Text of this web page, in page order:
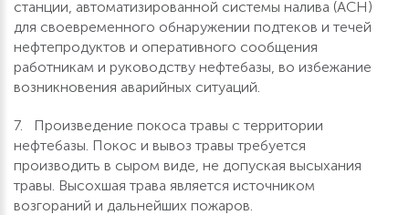
станции, автоматизированной системы налива (АСН)
для своевременного обнаружении подтеков и течей
нефтепродуктов и оперативного сообщения
работникам и руководству нефтебазы, во избежание
возникновения аварийных ситуаций.
7. Произведение покоса травы с территории
нефтебазы. Покос и вывоз травы требуется
производить в сыром виде, не допуская высыхания
травы. Высохшая трава является источником
возгораний и дальнейших пожаров.